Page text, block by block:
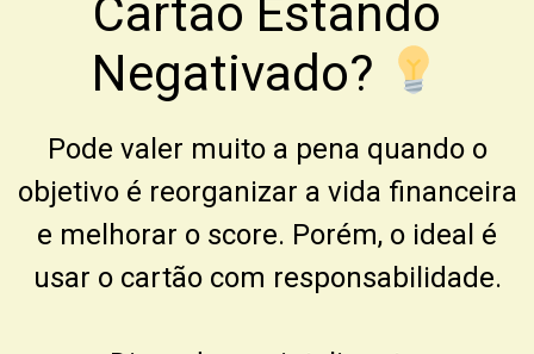
Cartão Estando
Negativado?
Pode valer muito a pena quando o
objetivo é reorganizar a vida financeira
e melhorar o score. Porém, o ideal é
usar o cartão com responsabilidade.